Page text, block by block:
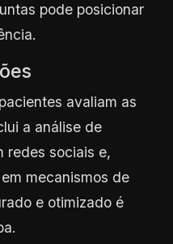
pode posicionar
avaliam as
a análise de
redes sociais e,
mecanismos de
e otimizado é